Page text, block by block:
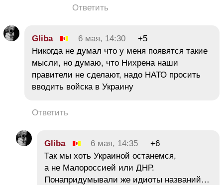
Ответить
Gliba 6 мая, 14:30
+5
Никогда не думал что у меня появятся такие
мысли, но думаю, что Нихрена наши
правители не сделают, надо НАТО просить
вводить войска в Украину
Ответить
Gliba 6 мая, 14:35
+6
Так мы хоть Украиной останемся,
а не Малороссией или ДНР.
Понапридумывали же идиоты названий…